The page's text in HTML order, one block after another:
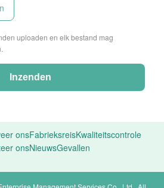
uploaden en elk bestand mag
Inzenden
onsFabrieksreisKwaliteitscontrole
onsNieuwsGevallen